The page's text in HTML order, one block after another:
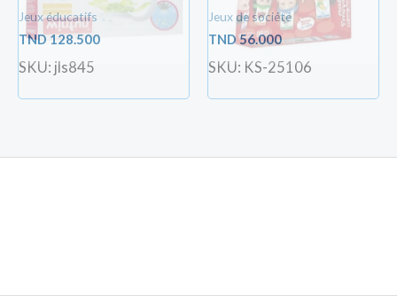
Jeux éducatifs
TND128.500
SKU: jls845
Jeux de société
TND56.000
SKU: KS-25106